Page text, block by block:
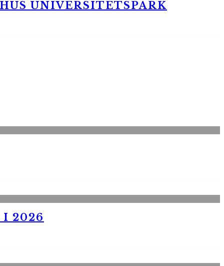
UNIVERSITETSPARK
I 2026